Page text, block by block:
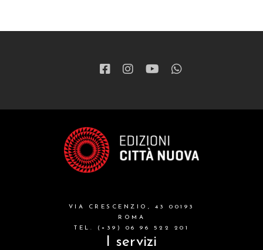
VIA CRESCENZIO, 43 00193
ROMA
TEL. (+39) 06 96 522 201
I servizi